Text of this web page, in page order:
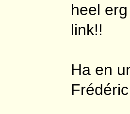
heel
link!!
Ha en
Frédéric